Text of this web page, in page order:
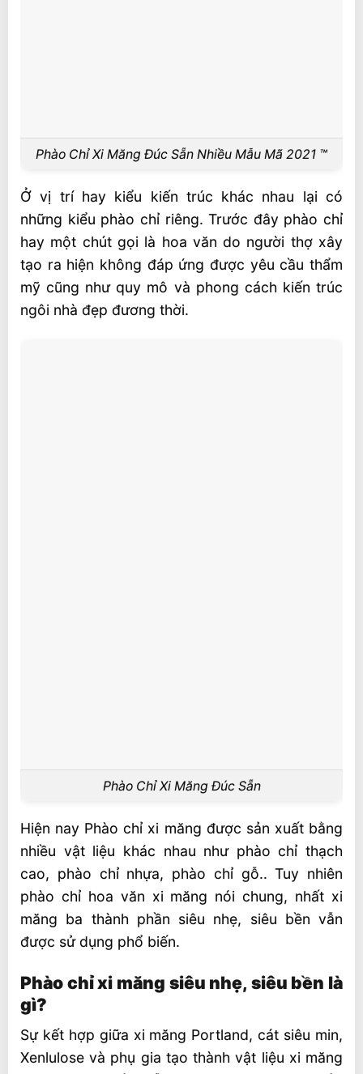
Phào Chỉ Xi Măng Đúc Sẵn Nhiều Mẫu Mã 2021 ™
Ở vị trí hay kiểu kiến trúc khác nhau lại có
những kiểu phào chỉ riêng. Trước đây phào chỉ
hay một chút gọi là hoa văn do người thợ xây
tạo ra hiện không đáp ứng được yêu cầu thẩm
mỹ cũng như quy mô và phong cách kiến trúc
ngôi nhà đẹp đương thời.
Phào Chỉ Xi Măng Đúc Sẵn
Hiện nay Phào chỉ xi măng được sản xuất bằng
nhiều vật liệu khác nhau như phào chỉ thạch
cao, phào chỉ nhựa, phào chỉ gỗ.. Tuy nhiên
phào chỉ hoa văn xi măng nói chung, nhất xi
măng ba thành phần siêu nhẹ, siêu bền vẫn
được sử dụng phổ biến.
Phào chỉ xi măng siêu nhẹ, siêu bền là
gì?
Sự kết hợp giữa xi măng Portland, cát siêu min,
Xenlulose và phụ gia tạo thành vật liệu xi măng